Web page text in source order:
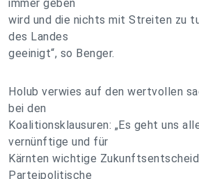
immer geben
wird und die nichts mit Streiten zu
des Landes
geeinigt“, so Benger.
Holub verwies auf den wertvollen
bei den
Koalitionsklausuren: „Es geht uns
vernünftige und für
Kärnten wichtige
Parteipolitische